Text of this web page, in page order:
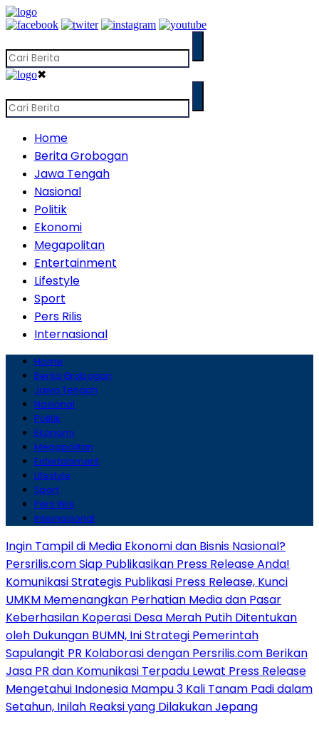
✖
Home
Berita Grobogan
Jawa Tengah
Nasional
Politik
Ekonomi
Megapolitan
Entertainment
Lifestyle
Sport
Pers Rilis
Internasional
Home
Berita Grobogan
Jawa Tengah
Nasional
Politik
Ekonomi
Megapolitan
Entertainment
Lifestyle
Sport
Pers Rilis
Internasional
Ingin Tampil di Media Ekonomi dan Bisnis Nasional?
Persrilis.com Siap Publikasikan Press Release Anda!
Komunikasi Strategis Publikasi Press Release, Kunci
UMKM Memenangkan Perhatian Media dan Pasar
Keberhasilan Koperasi Desa Merah Putih Ditentukan
oleh Dukungan BUMN, Ini Strategi Pemerintah
Sapulangit PR Kolaborasi dengan Persrilis.com Berikan
Jasa PR dan Komunikasi Terpadu Lewat Press Release
Mengetahui Indonesia Mampu 3 Kali Tanam Padi dalam
Setahun, Inilah Reaksi yang Dilakukan Jepang